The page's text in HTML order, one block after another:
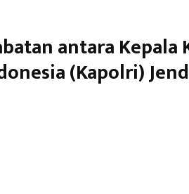
antara Kepala
(Kapolri)